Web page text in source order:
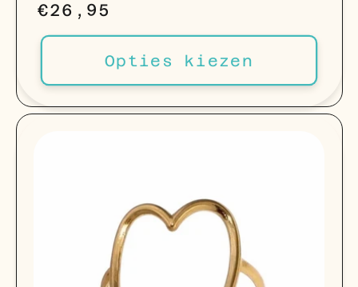
Normale
prijs
€26,95
Opties kiezen